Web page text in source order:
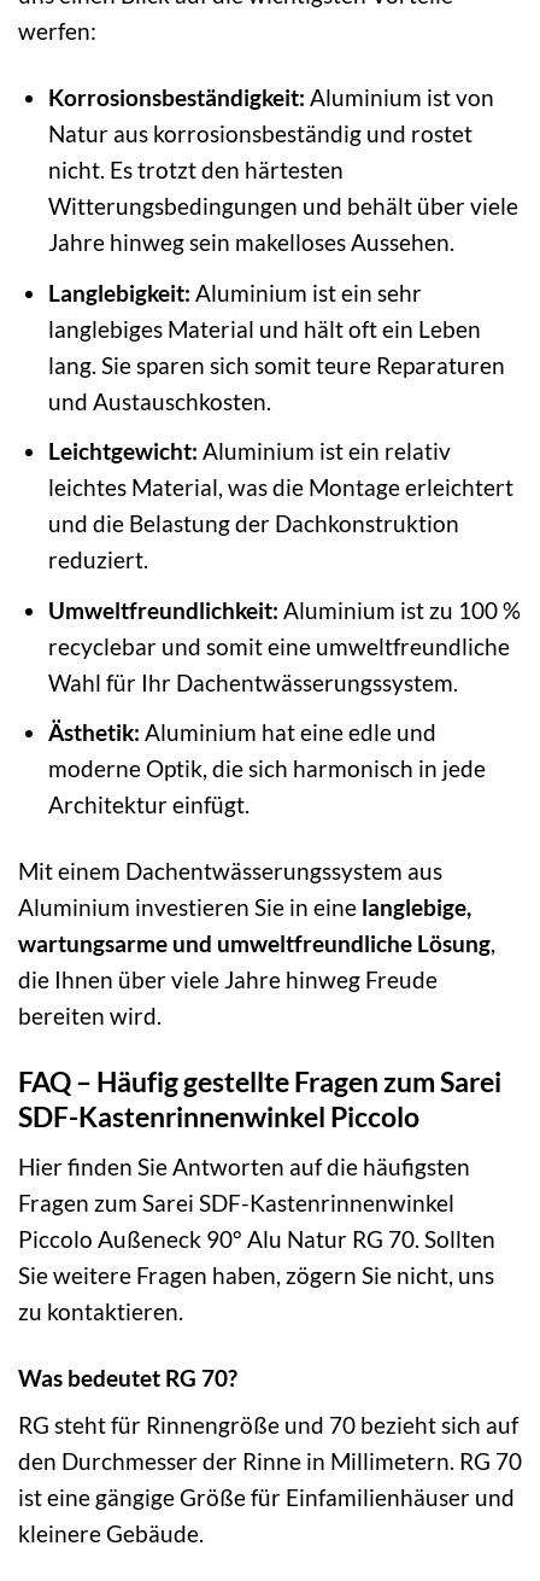
werfen:
Korrosionsbeständigkeit: Aluminium ist von
Natur aus korrosionsbeständig und rostet
nicht. Es trotzt den härtesten
Witterungsbedingungen und behält über viele
Jahre hinweg sein makelloses Aussehen.
Langlebigkeit: Aluminium ist ein sehr
langlebiges Material und hält oft ein Leben
lang. Sie sparen sich somit teure Reparaturen
und Austauschkosten.
Leichtgewicht: Aluminium ist ein relativ
leichtes Material, was die Montage erleichtert
und die Belastung der Dachkonstruktion
reduziert.
Umweltfreundlichkeit: Aluminium ist zu 100 %
recyclebar und somit eine umweltfreundliche
Wahl für Ihr Dachentwässerungssystem.
Ästhetik: Aluminium hat eine edle und
moderne Optik, die sich harmonisch in jede
Architektur einfügt.
Mit einem Dachentwässerungssystem aus
Aluminium investieren Sie in eine langlebige,
wartungsarme und umweltfreundliche Lösung,
die Ihnen über viele Jahre hinweg Freude
bereiten wird.
FAQ – Häufig gestellte Fragen zum Sarei
SDF-Kastenrinnenwinkel Piccolo
Hier finden Sie Antworten auf die häufigsten
Fragen zum Sarei SDF-Kastenrinnenwinkel
Piccolo Außeneck 90° Alu Natur RG 70. Sollten
Sie weitere Fragen haben, zögern Sie nicht, uns
zu kontaktieren.
Was bedeutet RG 70?
RG steht für Rinnengröße und 70 bezieht sich auf
den Durchmesser der Rinne in Millimetern. RG 70
ist eine gängige Größe für Einfamilienhäuser und
kleinere Gebäude.